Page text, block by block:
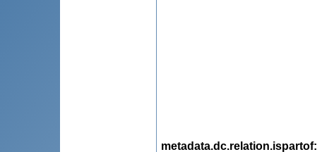
metadata.dc.relation.ispartof: